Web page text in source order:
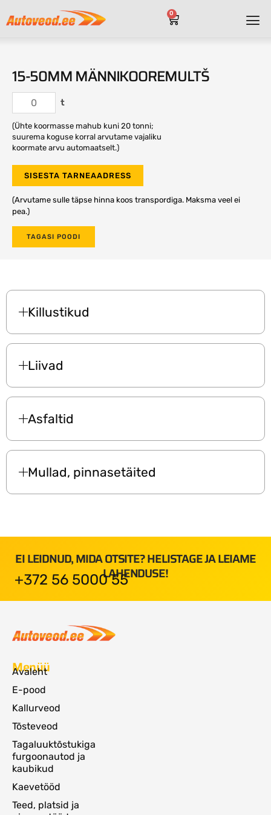
0
15-50MM MÄNNIKOOREMULTŠ
t
(Ühte koormasse mahub kuni 20 tonni;
suurema koguse korral arvutame vajaliku
koormate arvu automaatselt.)
SISESTA TARNEAADRESS
(Arvutame sulle täpse hinna koos transpordiga. Maksma veel ei
pea.)
TAGASI POODI
Killustikud
Liivad
Asfaltid
Mullad, pinnasetäited
EI LEIDNUD, MIDA OTSITE? HELISTAGE JA LEIAME
LAHENDUSE!
+372 56 5000 55
Menüü
Avaleht
E-pood
Kallurveod
Tõsteveod
Tagaluuktõstukiga
furgoonautod ja
kaubikud
Kaevetööd
Teed, platsid ja